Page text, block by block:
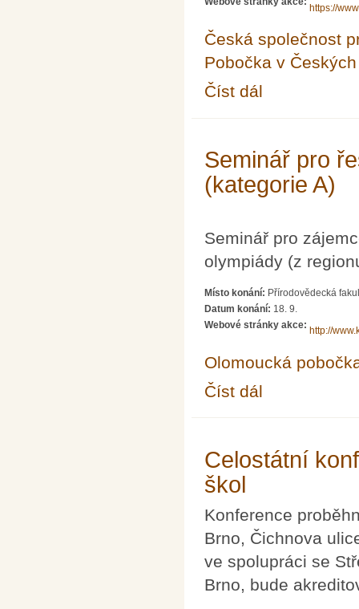
https://
Česká společnost
Pobočka v
Číst dál
Seminář pro
(kategorie A)
Seminář pro
olympiády (z
Místo konání: Přírodovědecká
Datum konání: 18. 9.
Webové stránky akce:
http://
Olomoucká
Číst dál
Celostátní
škol
Konference
Brno, Čichnova
ve spolupráci se
Brno, bude